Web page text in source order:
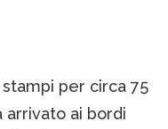
per circa 75
arrivato ai bordi